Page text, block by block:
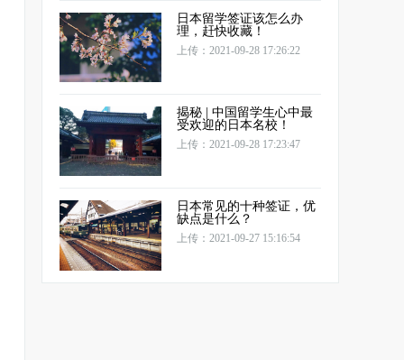
日本留学签证该怎么办
理，赶快收藏！
上传：2021-09-28 17:26:22
揭秘 | 中国留学生心中最
受欢迎的日本名校！
上传：2021-09-28 17:23:47
日本常见的十种签证，优
缺点是什么？
上传：2021-09-27 15:16:54